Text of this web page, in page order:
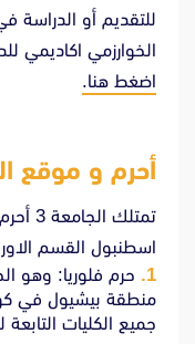
للتقديم أو الدراسة
الخوارزمي اكاديمي
اضغط هنا.
أحرم و موقع
اسطنبول القسم
حرم فلوريا: وهو
منطقة بيشيول في
جميع الكليات